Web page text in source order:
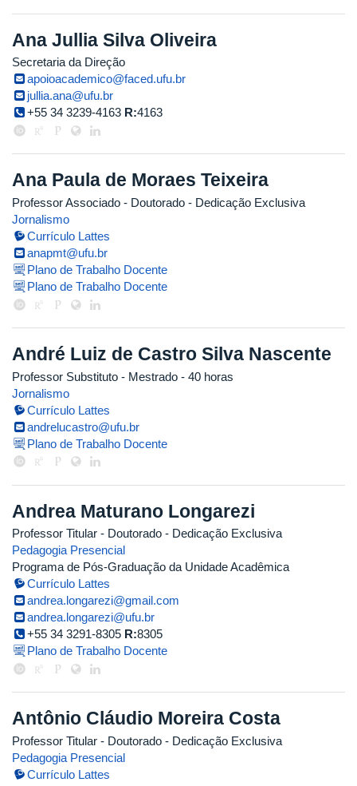
Ana Jullia Silva Oliveira
Secretaria da Direção
apoioacademico@faced.ufu.br
jullia.ana@ufu.br
+55 34 3239-4163 R:4163
Ana Paula de Moraes Teixeira
Professor Associado - Doutorado - Dedicação Exclusiva
Jornalismo
Currículo Lattes
anapmt@ufu.br
Plano de Trabalho Docente
Plano de Trabalho Docente
André Luiz de Castro Silva Nascente
Professor Substituto - Mestrado - 40 horas
Jornalismo
Currículo Lattes
andrelucastro@ufu.br
Plano de Trabalho Docente
Andrea Maturano Longarezi
Professor Titular - Doutorado - Dedicação Exclusiva
Pedagogia Presencial
Programa de Pós-Graduação da Unidade Acadêmica
Currículo Lattes
andrea.longarezi@gmail.com
andrea.longarezi@ufu.br
+55 34 3291-8305 R:8305
Plano de Trabalho Docente
Antônio Cláudio Moreira Costa
Professor Titular - Doutorado - Dedicação Exclusiva
Pedagogia Presencial
Currículo Lattes